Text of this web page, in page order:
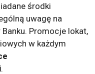
środki
uwagę na
Promocje lokat,
w każdym
.